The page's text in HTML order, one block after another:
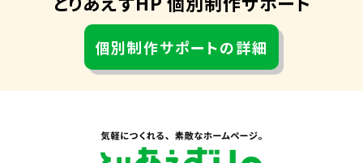
個別制作サポートの詳細